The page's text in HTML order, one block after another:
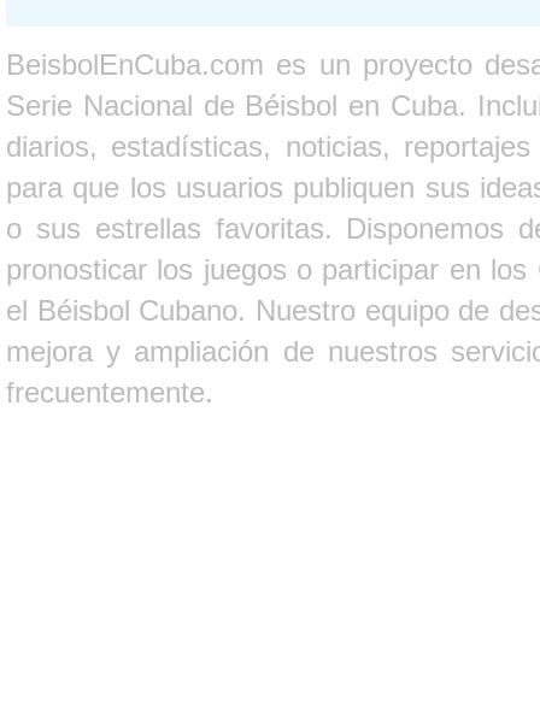
BeisbolEnCuba.com es un proyecto
Serie Nacional de Béisbol en Cuba.
diarios, estadísticas, noticias,
para que los usuarios publiquen sus
o sus estrellas favoritas. Disponemos
pronosticar los juegos o participar en
el Béisbol Cubano. Nuestro equipo de
mejora y ampliación de nuestros
frecuentemente.